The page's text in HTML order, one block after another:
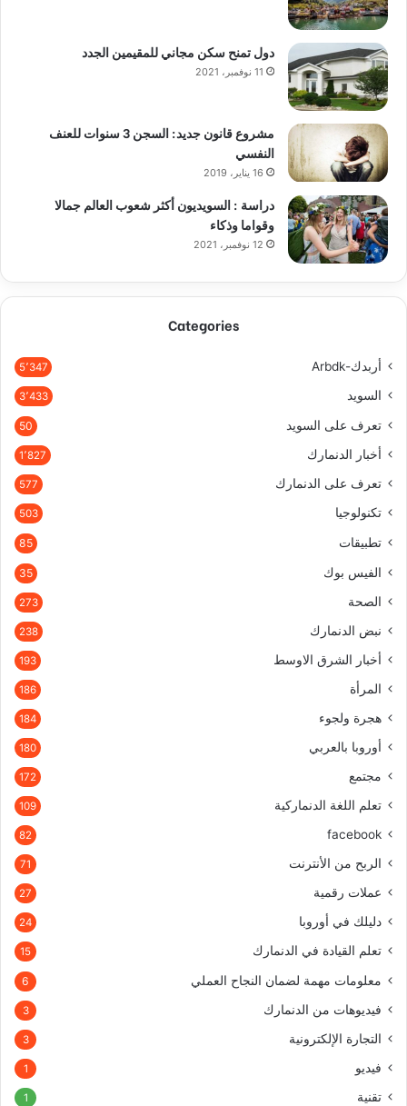
دول تمنح سكن مجاني للمقيمين الجدد
11 نوفمبر، 2021
مشروع قانون جديد: السجن 3 سنوات للعنف
النفسي
16 يناير، 2019
دراسة : السويديون أكثر شعوب العالم جمالا
وقواما وذكاء
12 نوفمبر، 2021
Categories
أربدك-Arbdk 5٬347
السويد 3٬433
تعرف على السويد 50
أخبار الدنمارك 1٬827
تعرف على الدنمارك 577
تكنولوجيا 503
تطبيقات 85
الفيس بوك 35
الصحة 273
نبض الدنمارك 238
أخبار الشرق الاوسط 193
المرأة 186
هجرة ولجوء 184
أوروبا بالعربي 180
مجتمع 172
تعلم اللغة الدنماركية 109
facebook
82
الربح من الأنترنت 71
عملات رقمية 27
دليلك في أوروبا 24
تعلم القيادة في الدنمارك 15
معلومات مهمة لضمان النجاح العملي 6
فيديوهات من الدنمارك 3
التجارة الإلكترونية 3
فيديو 1
تقنية 1